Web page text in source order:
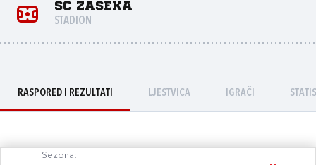
SC Zaseka
STADION
RASPORED I REZULTATI LJESTVICA IGRAČI
Sezona: